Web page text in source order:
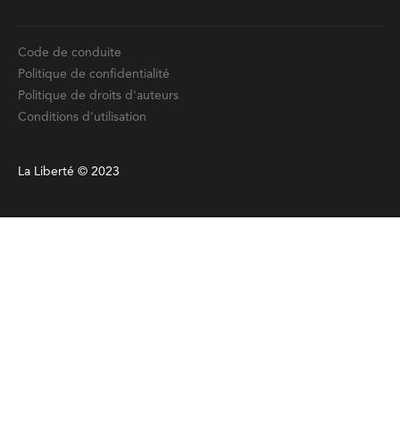
Code de conduite
Politique de confidentialité
Politique de droits d'auteurs
Conditions d'utilisation
La Liberté © 2023